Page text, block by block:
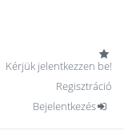
Kérjük jelentkezzen be!
Regisztráció
Bejelentkezés